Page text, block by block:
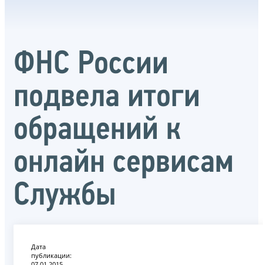
ФНС России
подвела итоги
обращений к
онлайн сервисам
Службы
Дата
публикации: